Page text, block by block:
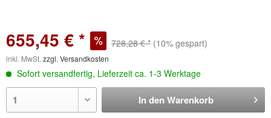
655,45 € * 728,28 € * (10% gespart)
inkl. MwSt. zzgl. Versandkosten
Sofort versandfertig, Lieferzeit ca. 1-3 Werktage
In den Warenkorb